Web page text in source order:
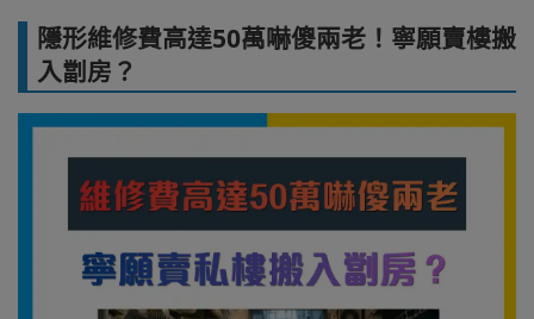
隱形維修費高達50萬嚇傻兩老！寧願賣樓搬
入劏房？